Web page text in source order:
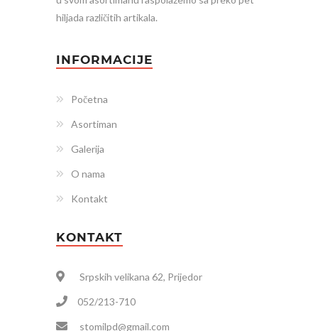
hiljada različitih artikala.
INFORMACIJE
Početna
Asortiman
Galerija
O nama
Kontakt
KONTAKT
Srpskih velikana 62, Prijedor
052/213-710
stomilpd@gmail.com